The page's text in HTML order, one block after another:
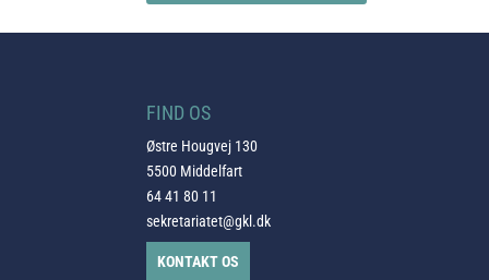
FIND OS
Østre Hougvej 130
5500 Middelfart
64 41 80 11
sekretariatet@gkl.dk
KONTAKT OS